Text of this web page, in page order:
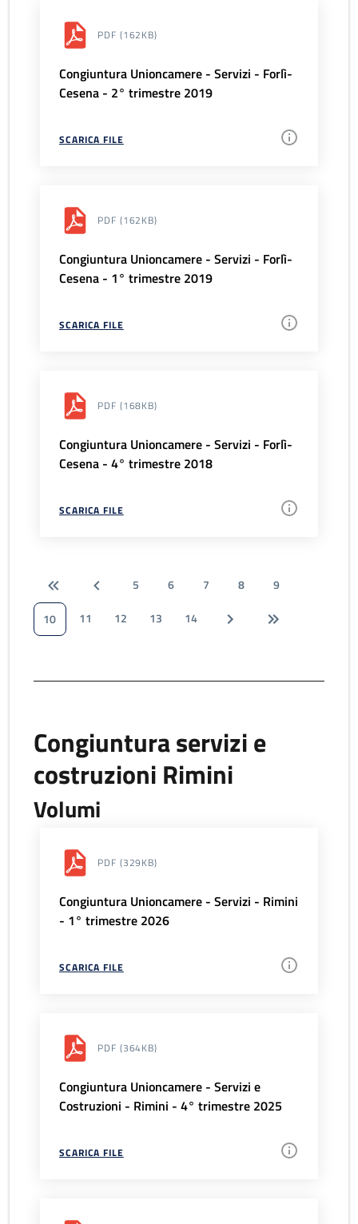
PDF (162KB)
Congiuntura Unioncamere - Servizi - Forlì-
Cesena - 2° trimestre 2019
SCARICA FILE
PDF (162KB)
Congiuntura Unioncamere - Servizi - Forlì-
Cesena - 1° trimestre 2019
SCARICA FILE
PDF (168KB)
Congiuntura Unioncamere - Servizi - Forlì-
Cesena - 4° trimestre 2018
SCARICA FILE
5 6 7 8
9
10
11 12 13 14
Congiuntura servizi e
costruzioni Rimini
Volumi
PDF (329KB)
Congiuntura Unioncamere - Servizi - Rimini
- 1° trimestre 2026
SCARICA FILE
PDF (364KB)
Congiuntura Unioncamere - Servizi e
Costruzioni - Rimini - 4° trimestre 2025
SCARICA FILE